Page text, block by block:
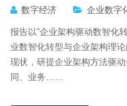
数字经济
企业数字
报告以“企业架构驱动数智化
业数智化转型与企业架构理
现状，研提企业架构方法驱
同、业务……